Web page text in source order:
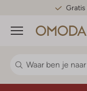
Gratis
Menu